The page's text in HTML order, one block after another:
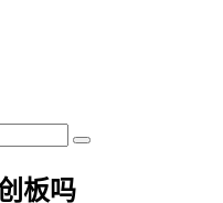
板吗